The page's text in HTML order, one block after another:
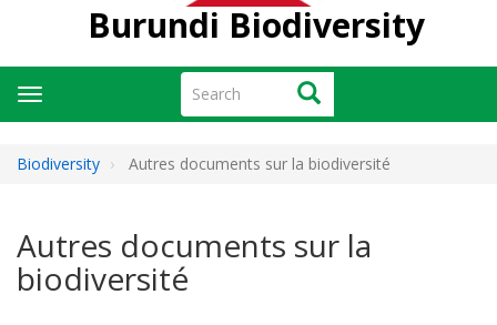
Burundi Biodiversity
Search Search
Toggle
navigation
Biodiversity Autres documents sur la biodiversité
Autres documents sur la
biodiversité